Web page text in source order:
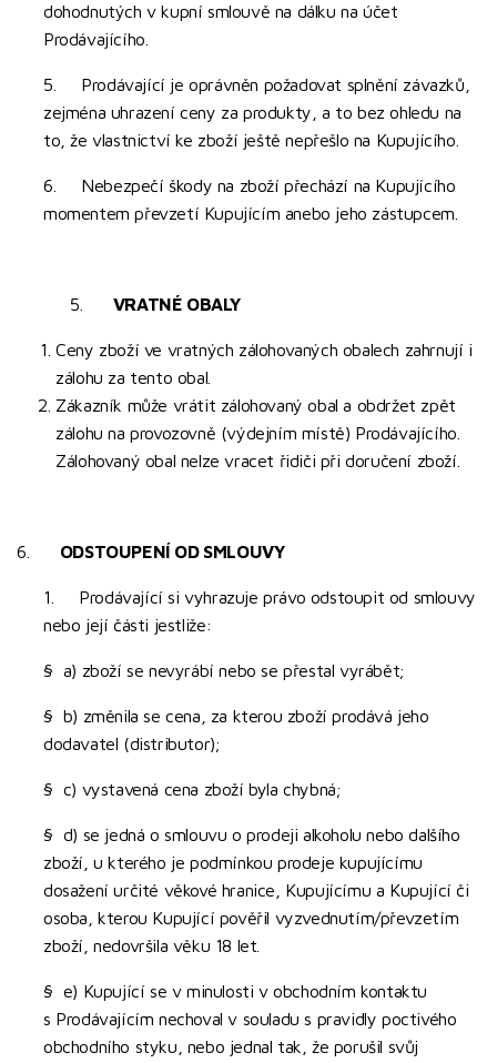
dohodnutých v kupní smlouvě na dálku na účet
Prodávajícího.
5. Prodávající je oprávněn požadovat splnění závazků,
zejména uhrazení ceny za produkty, a to bez ohledu na
to, že vlastnictví ke zboží ještě nepřešlo na Kupujícího.
6. Nebezpečí škody na zboží přechází na Kupujícího
momentem převzetí Kupujícím anebo jeho zástupcem.
5. VRATNÉ OBALY
Ceny zboží ve vratných zálohovaných obalech zahrnují i
zálohu za tento obal.
Zákazník může vrátit zálohovaný obal a obdržet zpět
zálohu na provozovně (výdejním místě) Prodávajícího.
Zálohovaný obal nelze vracet řidiči při doručení zboží.
6. ODSTOUPENÍ OD SMLOUVY
1. Prodávající si vyhrazuje právo odstoupit od smlouvy
nebo její části jestliže:
§ a) zboží se nevyrábí nebo se přestal vyrábět;
§ b) změnila se cena, za kterou zboží prodává jeho
dodavatel (distributor);
§ c) vystavená cena zboží byla chybná;
§ d) se jedná o smlouvu o prodeji alkoholu nebo dalšího
zboží, u kterého je podmínkou prodeje kupujícímu
dosažení určité věkové hranice, Kupujícímu a Kupující či
osoba, kterou Kupující pověřil vyzvednutím/převzetím
zboží, nedovršila věku 18 let.
§ e) Kupující se v minulosti v obchodním kontaktu
s Prodávajícím nechoval v souladu s pravidly poctivého
obchodního styku, nebo jednal tak, že porušil svůj